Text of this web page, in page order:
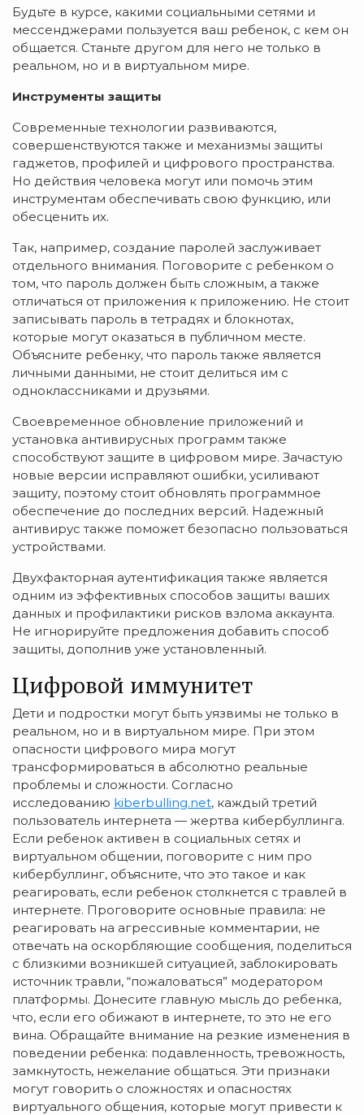
Будьте в курсе, какими социальными сетями и
мессенджерами пользуется ваш ребенок, с кем он
общается. Станьте другом для него не только в
реальном, но и в виртуальном мире.
Инструменты защиты
Современные технологии развиваются,
совершенствуются также и механизмы защиты
гаджетов, профилей и цифрового пространства.
Но действия человека могут или помочь этим
инструментам обеспечивать свою функцию, или
обесценить их.
Так, например, создание паролей заслуживает
отдельного внимания. Поговорите с ребенком о
том, что пароль должен быть сложным, а также
отличаться от приложения к приложению. Не стоит
записывать пароль в тетрадях и блокнотах,
которые могут оказаться в публичном месте.
Объясните ребенку, что пароль также является
личными данными, не стоит делиться им с
одноклассниками и друзьями.
Своевременное обновление приложений и
установка антивирусных программ также
способствуют защите в цифровом мире. Зачастую
новые версии исправляют ошибки, усиливают
защиту, поэтому стоит обновлять программное
обеспечение до последних версий. Надежный
антивирус также поможет безопасно пользоваться
устройствами.
Двухфакторная аутентификация также является
одним из эффективных способов защиты ваших
данных и профилактики рисков взлома аккаунта.
Не игнорируйте предложения добавить способ
защиты, дополнив уже установленный.
Цифровой иммунитет
Дети и подростки могут быть уязвимы не только в
реальном, но и в виртуальном мире. При этом
опасности цифрового мира могут
трансформироваться в абсолютно реальные
проблемы и сложности. Согласно
исследованию kiberbulling.net, каждый третий
пользователь интернета — жертва кибербуллинга.
Если ребенок активен в социальных сетях и
виртуальном общении, поговорите с ним про
кибербуллинг, объясните, что это такое и как
реагировать, если ребенок столкнется с травлей в
интернете. Проговорите основные правила: не
реагировать на агрессивные комментарии, не
отвечать на оскорбляющие сообщения, поделиться
с близкими возникшей ситуацией, заблокировать
источник травли, “пожаловаться” модератором
платформы. Донесите главную мысль до ребенка,
что, если его обижают в интернете, то это не его
вина. Обращайте внимание на резкие изменения в
поведении ребенка: подавленность, тревожность,
замкнутость, нежелание общаться. Эти признаки
могут говорить о сложностях и опасностях
виртуального общения, которые могут привести к